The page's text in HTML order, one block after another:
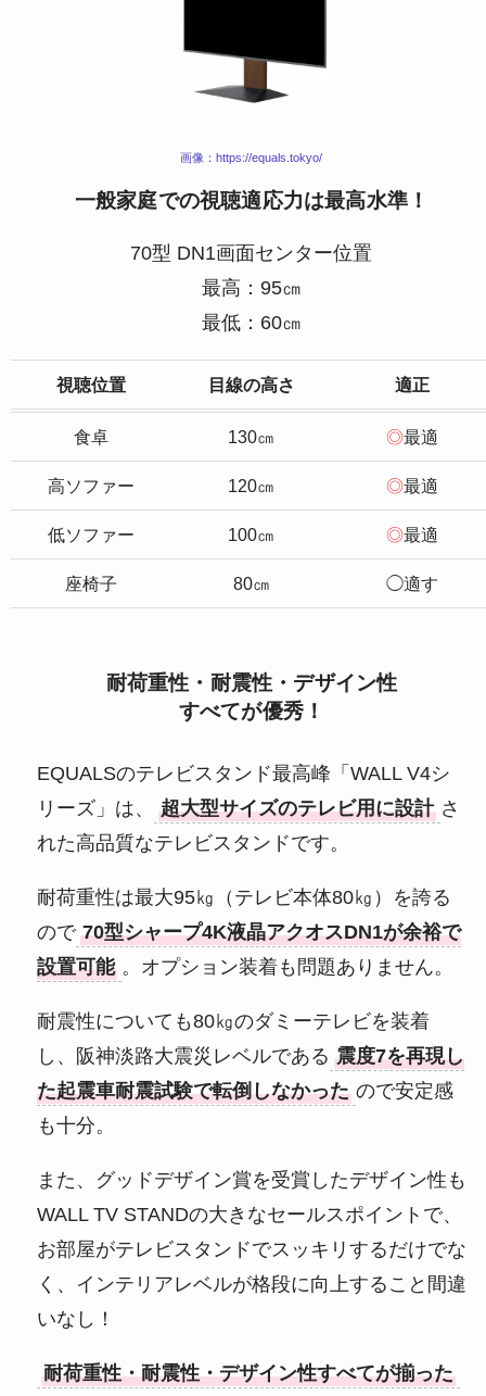
画像：https://equals.tokyo/
一般家庭での視聴適応力は最高水準！
70型 DN1画面センター位置
最高：95㎝
最低：60㎝
視聴位置 目線の高さ 適正
食卓 130㎝ ◎最適
高ソファー 120㎝ ◎最適
低ソファー 100㎝ ◎最適
座椅子 80㎝ ◯適す
耐荷重性・耐震性・デザイン性
すべてが優秀！
EQUALSのテレビスタンド最高峰「WALL V4シ
リーズ」は、
超大型サイズのテレビ用に設計 さ
れた高品質なテレビスタンドです。
耐荷重性は最大95㎏（テレビ本体80㎏）を誇る
ので 70型シャープ4K液晶アクオスDN1が余裕で
設置可能 。オプション装着も問題ありません。
耐震性についても80㎏のダミーテレビを装着
し、阪神淡路大震災レベルである 震度7を再現し
た起震車耐震試験で転倒しなかった ので安定感
も十分。
また、グッドデザイン賞を受賞したデザイン性も
WALL TV STANDの大きなセールスポイントで、
お部屋がテレビスタンドでスッキリするだけでな
く、インテリアレベルが格段に向上すること間違
いなし！
耐荷重性・耐震性・デザイン性すべてが揃った